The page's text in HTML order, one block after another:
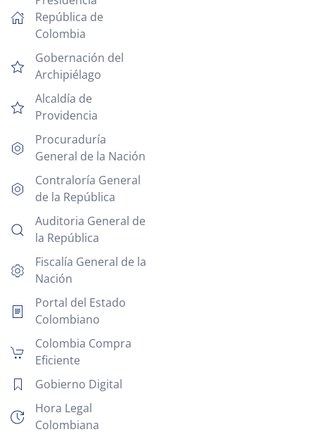
República de
Colombia
Gobernación del
Archipiélago
Alcaldía de
Providencia
Procuraduría
General de la Nación
Contraloría General
de la República
Auditoria General de
la República
Fiscalía General de la
Nación
Portal del Estado
Colombiano
Colombia Compra
Eficiente
Gobierno Digital
Hora Legal
Colombiana